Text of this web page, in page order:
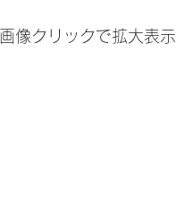
画像クリックで拡大表示